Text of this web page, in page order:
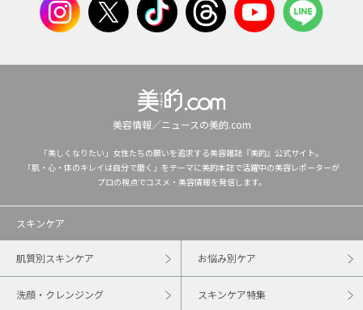
美容情報／ニュースの美的.com
「美しくなりたい」女性たちの願いを追求する美容雑誌『美的』公式サイト。
「肌・心・体のキレイは自分で磨く」をテーマに美的本誌で活躍中の美容レポーターが
プロの視点でコスメ・美容情報を発信します。
スキンケア
肌質別スキンケア お悩み別ケア
洗顔・クレンジング スキンケア特集